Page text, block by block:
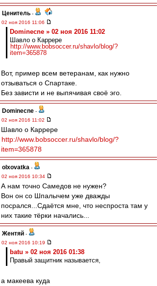
Ценитель -
02 ноя 2016 11:06
Dominecne » 02 ноя 2016 11:02
Шавло о Каррере
http://www.bobsoccer.ru/shavlo/blog/?
item=365878
Вот, пример всем ветеранам, как нужно
отзываться о Спартаке.
Без зависти и не выпячивая своё эго.
Dominecne -
02 ноя 2016 11:02
Шавло о Каррере
http://www.bobsoccer.ru/shavlo/blog/?
item=365878
olxovatka -
02 ноя 2016 10:34
А нам точно Самедов не нужен?
Вон он со Шпалычем уже дважды
посрался...Сдаётся мне, что неспроста там у
них такие тёрки начались...
Жентяй -
02 ноя 2016 10:19
batu » 02 ноя 2016 01:38
Правый защитник называется,
а макеева куда